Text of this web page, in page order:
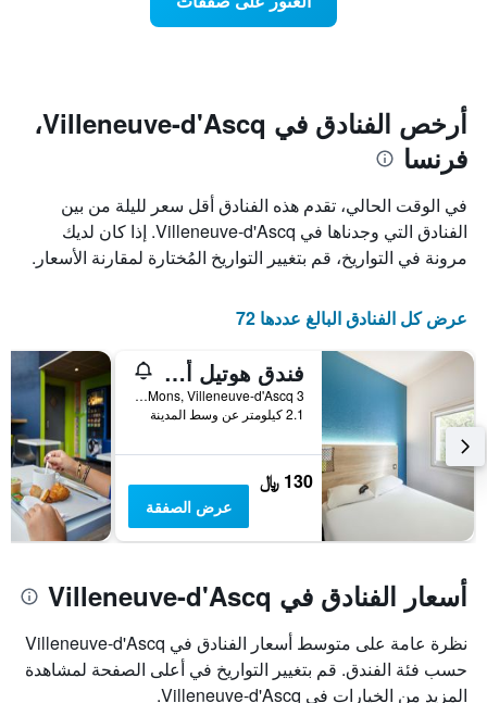
المخطط
1
محور
Y
الذي
يعرض
متوسط
سعر
عطلة
هذا
الأسبوع
آخر
3
أيام
محور
الذي
يعرض
عدد
الأيام
قبل
المخطط
الذي
يعرض
متوسط
سعر
غرفة
أرخص الفنادق في Villeneuve-d'Ascq،
فرنسا
في الوقت الحالي، تقدم هذه الفنادق أقل سعر لليلة من بين
الفنادق التي وجدناها في Villeneuve-d'Ascq. إذا كان لديك
مرونة في التواريخ، قم بتغيير التواريخ المُختارة لمقارنة الأسعار.
عرض كل الفنادق البالغ عددها 72
فندق هوتيل أف1 ليل فيلنوف داسك
3 boulevard de Mons, Villeneuve-d'Ascq, إقليم نور, فرنسا
2.1 كيلومتر عن وسط المدينة
130 ﷼
عرض الصفقة
أسعار الفنادق في Villeneuve-d'Ascq
نظرة عامة على متوسط أسعار الفنادق في Villeneuve-d'Ascq
حسب فئة الفندق. قم بتغيير التواريخ في أعلى الصفحة لمشاهدة
المزيد من الخيارات في Villeneuve-d'Ascq.